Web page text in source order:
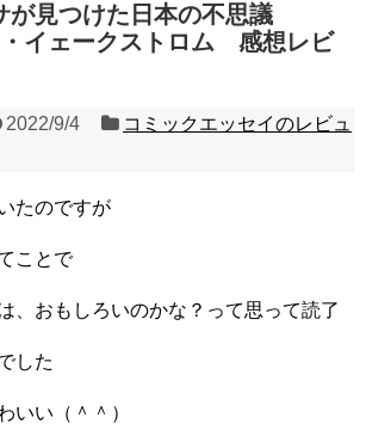
が見つけた日本の不思議
イェークストロム 感想レビ
2022/9/4
コミックエッセイのレビュ
たのですが
ことで
、おもしろいのかな？って思って読了
した
いい（＾＾）